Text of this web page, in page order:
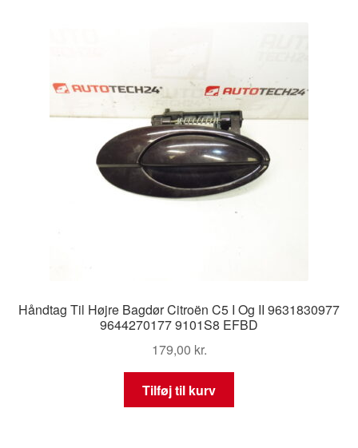
Håndtag Til Højre Bagdør Citroën C5 I Og II 9631830977
9644270177 9101S8 EFBD
179,00 kr.
Tilføj til kurv